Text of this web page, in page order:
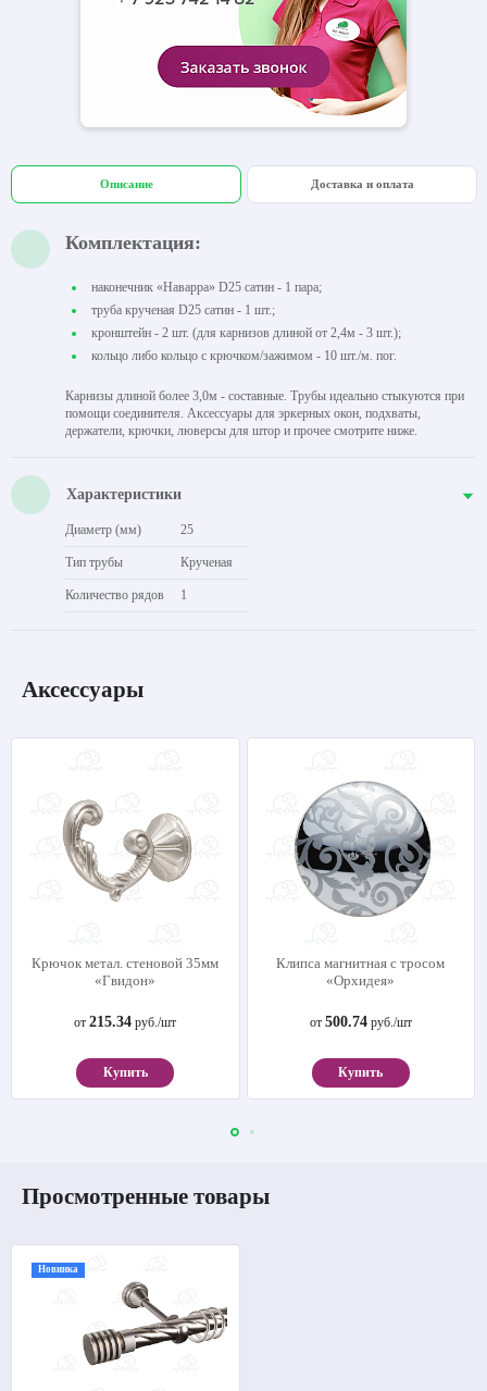
Описание Доставка и оплата
Комплектация:
наконечник «Наварра» D25 сатин - 1 пара;
труба крученая D25 сатин - 1 шт.;
кронштейн - 2 шт. (для карнизов длиной от 2,4м - 3 шт.);
кольцо либо кольцо с крючком/зажимом - 10 шт./м. пог.
Карнизы длиной более 3,0м - составные. Трубы идеально стыкуются при
помощи соединителя. Аксессуары для эркерных окон, подхваты,
держатели, крючки, люверсы для штор и прочее смотрите ниже.
Характеристики
Диаметр (мм) 25
Тип трубы Крученая
Количество рядов 1
Аксессуары
Крючок метал. стеновой 35мм
«Гвидон»
от215.34 руб./шт
Купить
Клипса магнитная с тросом
«Орхидея»
от 500.74руб./шт
Купить
Просмотренные товары
Новинка